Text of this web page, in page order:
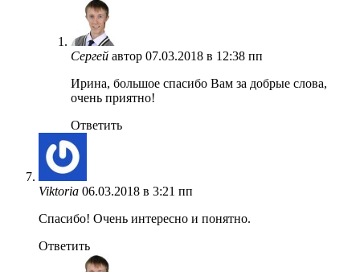
Сергей автор 07.03.2018 в 12:38 пп
Ирина, большое спасибо Вам за добрые слова,
очень приятно!
Ответить
Viktoria 06.03.2018 в 3:21 пп
Спасибо! Очень интересно и понятно.
Ответить